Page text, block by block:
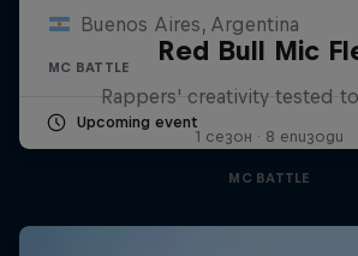
Buenos Aires, Argentina
MC BATTLE
Upcoming event
Red Bull Mic
Rappers' creativity tested
1 сезон · 8 епизоди
MC BATTLE